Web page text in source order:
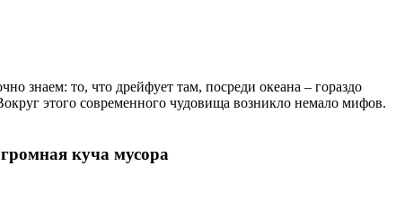
знаем: то, что дрейфует там, посреди океана – гораздо
этого современного чудовища возникло немало мифов.
куча мусора